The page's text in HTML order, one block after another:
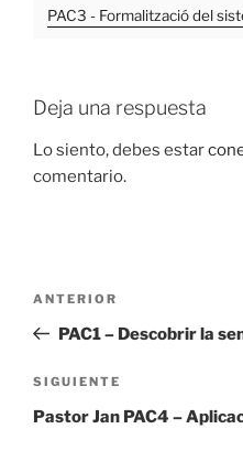
PAC3 - Formalització del
Deja una respuesta
Lo siento, debes estar
comentario.
entradas
Entrada
anterior:
ANTERIOR
PAC1 – Descobrir la
Siguiente
entrada
SIGUIENTE
Pastor Jan PAC4 –